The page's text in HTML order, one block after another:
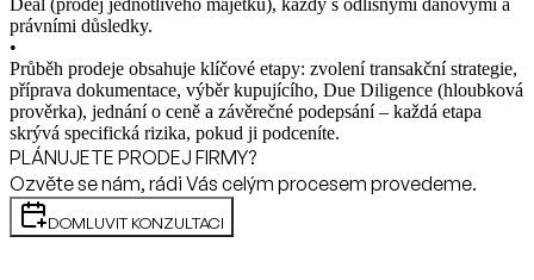
Deal (prodej jednotlivého majetku), každý s odlišnými daňovými a
právními důsledky.
•
Průběh prodeje obsahuje klíčové etapy: zvolení transakční strategie,
příprava dokumentace, výběr kupujícího, Due Diligence (hloubková
prověrka), jednání o ceně a závěrečné podepsání – každá etapa
skrývá specifická rizika, pokud ji podceníte.
PLÁNUJETE PRODEJ FIRMY?
Ozvěte se nám, rádi Vás celým procesem provedeme.
DOMLUVIT KONZULTACI